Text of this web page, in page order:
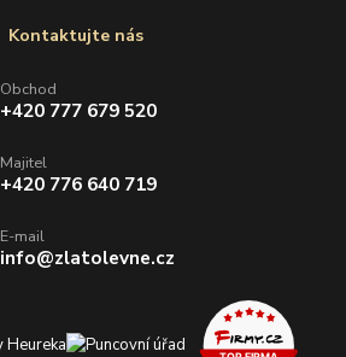
Kontaktujte nás
Obchod
+420 777 679 520
Majitel
+420 776 640 719
E-mail
info@zlatolevne.cz